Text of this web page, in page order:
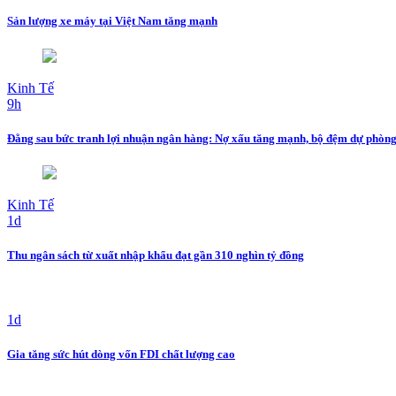
Sản lượng xe máy tại Việt Nam tăng mạnh
Kinh Tế
9h
Đằng sau bức tranh lợi nhuận ngân hàng: Nợ xấu tăng mạnh, bộ đệm dự
Kinh Tế
1d
Thu ngân sách từ xuất nhập khẩu đạt gần 310 nghìn tỷ đồng
1d
Gia tăng sức hút dòng vốn FDI chất lượng cao